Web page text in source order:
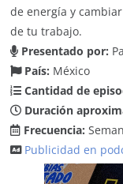
de energía y
de tu trabajo.
Presentado por:
País: México
Cantidad de
Duración
Frecuencia:
Publicidad en